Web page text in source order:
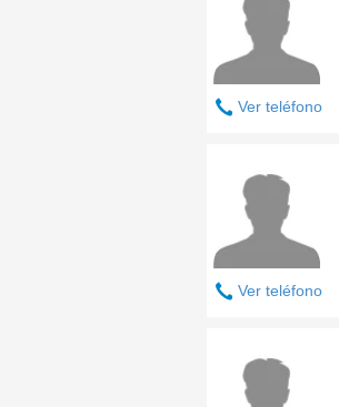
Ver teléfono
Ver teléfono